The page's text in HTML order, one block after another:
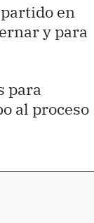
en
y para
para
al proceso